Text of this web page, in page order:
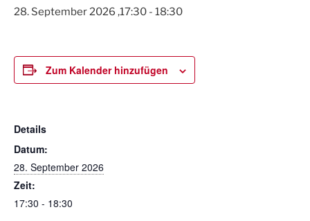
28. September 2026 ,17:30 - 18:30
Zum Kalender hinzufügen
Details
Datum:
28. September 2026
Zeit:
17:30 - 18:30